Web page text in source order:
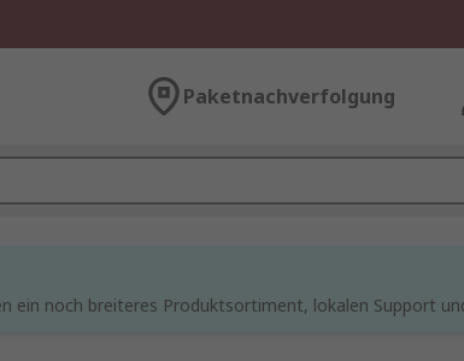
Paketnachverfolgung
ein noch breiteres Produktsortiment, lokalen Support